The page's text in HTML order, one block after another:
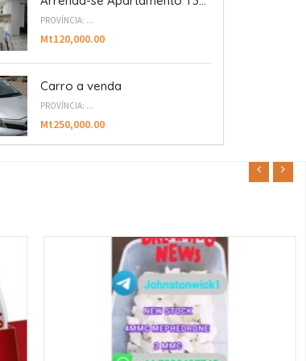
PROVÍNCIA: ...
Mt120,000.00
Carro a venda
PROVÍNCIA: ...
Mt250,000.00